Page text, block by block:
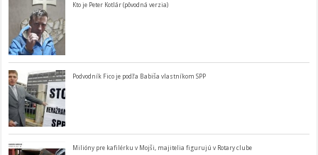
Kto je Peter Kotlár (pôvodná verzia)
Podvodník Fico je podľa Babiša vlastníkom SPP
Milióny pre kafilérku v Mojši, majitelia figurujú v Rotary clube